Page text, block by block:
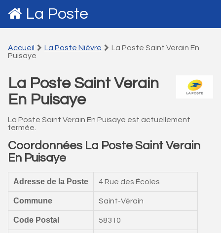
La Poste
Accueil La Poste Niévre
La Poste Saint Verain En
Puisaye
La Poste Saint Verain
En Puisaye
La Poste Saint Verain En Puisaye est actuellement
fermée.
Coordonnées La Poste Saint Verain
En Puisaye
Adresse de la Poste 4 Rue des Écoles
Commune Saint-Vérain
Code Postal 58310